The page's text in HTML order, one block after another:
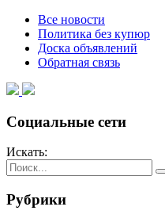
Все новости
Политика без купюр
Доска объявлений
Обратная связь
Социальные сети
Искать:
Рубрики